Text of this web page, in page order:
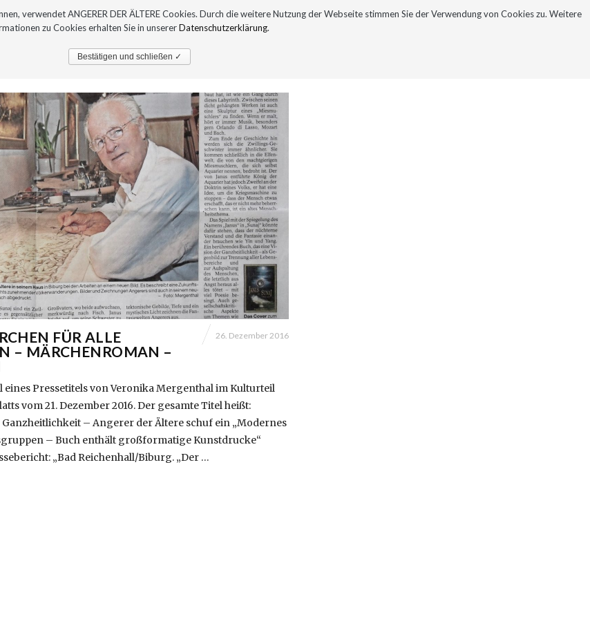
FÜR ALLE
– MÄRCHENROMAN –
26. Dezember 2016
eines Pressetitels von Veronika Mergenthal im Kulturteil
vom 21. Dezember 2016. Der gesamte Titel heißt:
– Angerer der Ältere schuf ein „Modernes
– Buch enthält großformatige Kunstdrucke“
„Bad Reichenhall/Biburg. „Der …
verwendet ANGERER DER ÄLTERE Cookies. Durch die weitere Nutzung der Webseite stimmen Sie der Verwendung von Cookies zu. Weitere
zu Cookies erhalten Sie in unsererDatenschutzerklärung.
Bestätigen und schließen ✓